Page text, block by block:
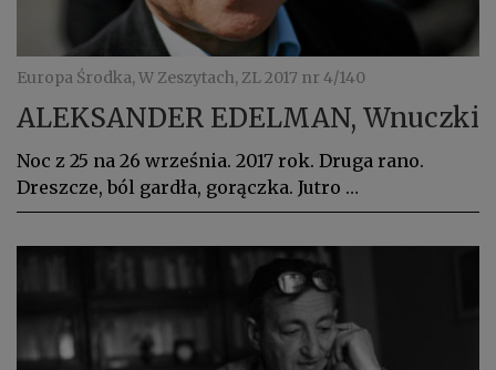
Europa Środka, W Zeszytach, ZL 2017 nr 4/140
ALEKSANDER EDELMAN, Wnuczki
Noc z 25 na 26 września. 2017 rok. Druga rano.
Dreszcze, ból gardła, gorączka. Jutro …